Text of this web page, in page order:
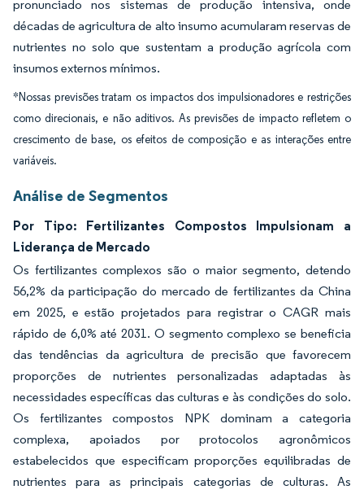
pronunciado nos sistemas de produção intensiva, onde
décadas de agricultura de alto insumo acumularam reservas de
nutrientes no solo que sustentam a produção agrícola com
insumos externos mínimos.
*Nossas previsões tratam os impactos dos impulsionadores e restrições
como direcionais, e não aditivos. As previsões de impacto refletem o
crescimento de base, os efeitos de composição e as interações entre
variáveis.
Análise de Segmentos
Por Tipo: Fertilizantes Compostos Impulsionam a
Liderança de Mercado
Os fertilizantes complexos são o maior segmento, detendo
56,2% da participação do mercado de fertilizantes da China
em 2025, e estão projetados para registrar o CAGR mais
rápido de 6,0% até 2031. O segmento complexo se beneficia
das tendências da agricultura de precisão que favorecem
proporções de nutrientes personalizadas adaptadas às
necessidades específicas das culturas e às condições do solo.
Os fertilizantes compostos NPK dominam a categoria
complexa, apoiados por protocolos agronômicos
estabelecidos que especificam proporções equilibradas de
nutrientes para as principais categorias de culturas. As